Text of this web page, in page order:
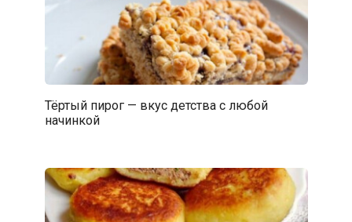
Тёртый пирог — вкус детства с любой
начинкой